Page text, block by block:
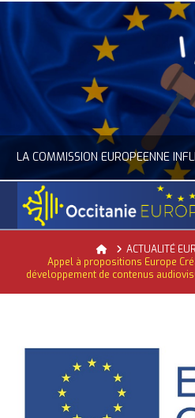
LA
DE LA REPRÉSENTATION D’OCCITANIE EUROPE, NUMÉRIQUE- DIGITAL
HomeACTUALITÉ
Appel à propositions Europe
développement de contenus